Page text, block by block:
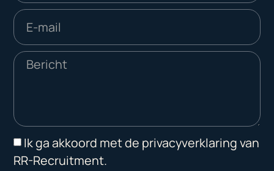
Ik ga akkoord met de privacyverklaring van
RR-Recruitment.